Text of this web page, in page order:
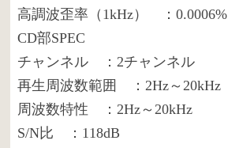
高調波歪率（1kHz） ：0.0006%
CD部SPEC
チャンネル ：2チャンネル
再生周波数範囲 ：2Hz～20kHz
周波数特性 ：2Hz～20kHz
S/N比 ：118dB